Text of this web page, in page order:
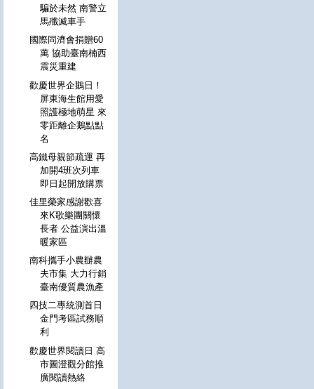
騙於未然 南警立
馬殲滅車手
國際同濟會捐贈60
萬 協助臺南楠西
震災重建
歡慶世界企鵝日！
屏東海生館用愛
照護極地萌星 來
零距離企鵝點點
名
高鐵母親節疏運 再
加開4班次列車
即日起開放購票
佳里榮家感謝歡喜
來K歌樂團關懷
長者 公益演出溫
暖家區
南科攜手小農辦農
夫市集 大力行銷
臺南優質農漁產
四技二專統測首日
金門考區試務順
利
歡慶世界閱讀日 高
市圖澄觀分館推
廣閱讀熱絡